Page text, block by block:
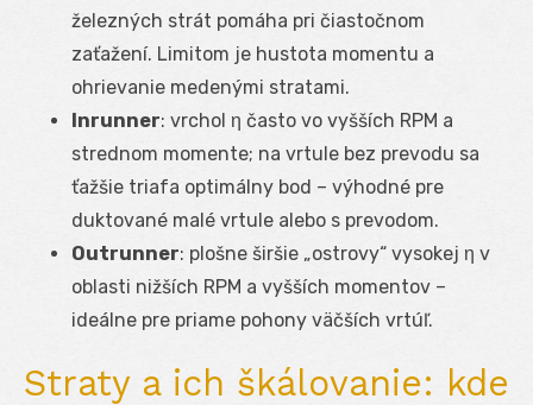
železných strát pomáha pri čiastočnom
zaťažení. Limitom je hustota momentu a
ohrievanie medenými stratami.
Inrunner: vrchol η často vo vyšších RPM a
strednom momente; na vrtule bez prevodu sa
ťažšie triafa optimálny bod – výhodné pre
duktované malé vrtule alebo s prevodom.
Outrunner: plošne širšie „ostrovy“ vysokej η v
oblasti nižších RPM a vyšších momentov –
ideálne pre priame pohony väčších vrtúľ.
Straty a ich škálovanie: kde